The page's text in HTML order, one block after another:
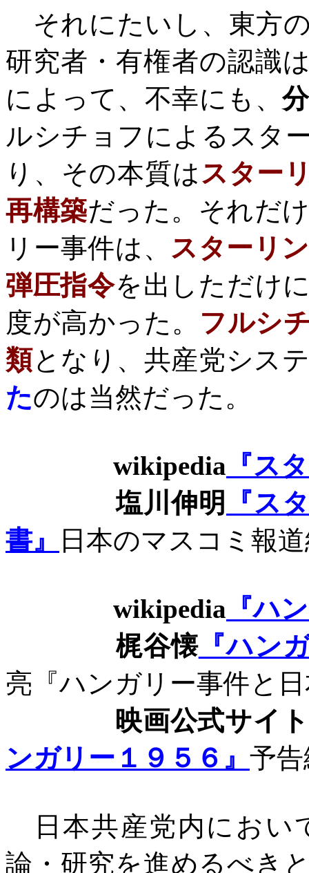
それにたいし、東方
研究者・有権者の認識
によって、不幸にも、
ルシチョフによるスタ
り、その本質はスター
再構築だった。それだ
リー事件は、 スターリ
弾圧指令を出しただけ
度が高かった。 フルシ
類となり、共産党シス
たのは当然だった。
wikipedia 『ス
塩川伸明
『ス
書』
日本のマスコミ報
wikipedia 『ハ
梶谷懐『ハン
亮『ハンガリー事件と
映画公式サイト
ンガリー１９５６』 予
日本共産党内におい
論・研究を進めるべき